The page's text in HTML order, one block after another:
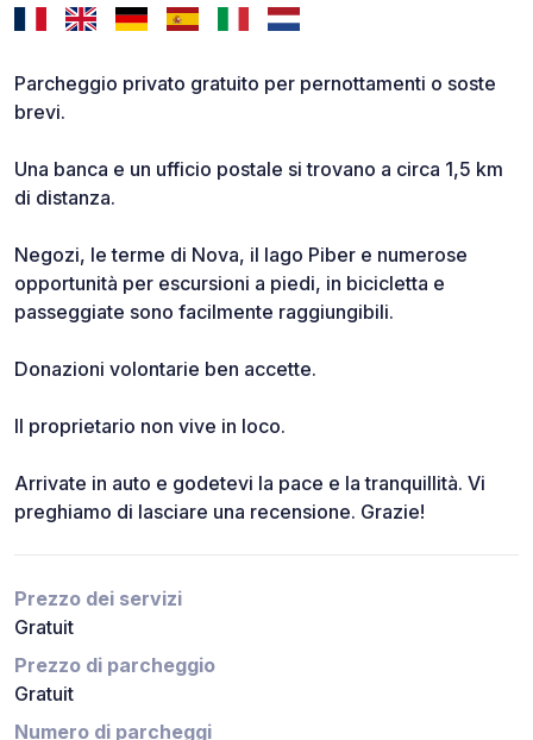
Parcheggio privato gratuito per pernottamenti o soste
brevi.
Una banca e un ufficio postale si trovano a circa 1,5 km
di distanza.
Negozi, le terme di Nova, il lago Piber e numerose
opportunità per escursioni a piedi, in bicicletta e
passeggiate sono facilmente raggiungibili.
Donazioni volontarie ben accette.
Il proprietario non vive in loco.
Arrivate in auto e godetevi la pace e la tranquillità. Vi
preghiamo di lasciare una recensione. Grazie!
Prezzo dei servizi
Gratuit
Prezzo di parcheggio
Gratuit
Numero di parcheggi